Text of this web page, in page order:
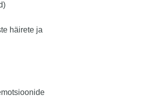
häirete ja